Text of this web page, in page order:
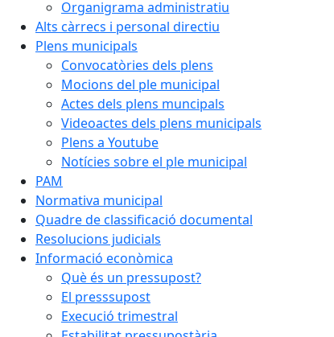
Organigrama administratiu
Alts càrrecs i personal directiu
Plens municipals
Convocatòries dels plens
Mocions del ple municipal
Actes dels plens muncipals
Videoactes dels plens municipals
Plens a Youtube
Notícies sobre el ple municipal
PAM
Normativa municipal
Quadre de classificació documental
Resolucions judicials
Informació econòmica
Què és un pressupost?
El presssupost
Execució trimestral